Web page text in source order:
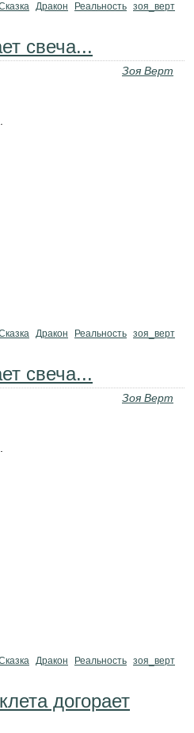
Дракон Реальность зоя_верт
свеча...
Зоя Верт
Дракон Реальность зоя_верт
свеча...
Зоя Верт
Дракон Реальность зоя_верт
догорает